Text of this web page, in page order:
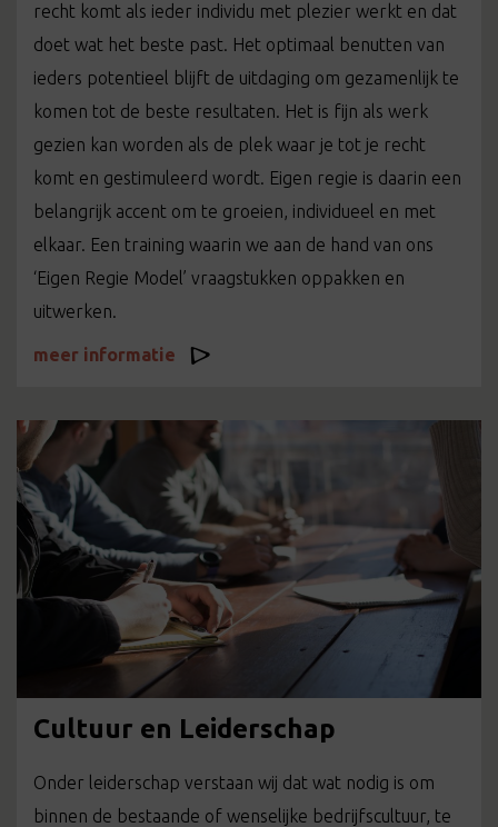
recht komt als ieder individu met plezier werkt en dat
doet wat het beste past. Het optimaal benutten van
ieders potentieel blijft de uitdaging om gezamenlijk te
komen tot de beste resultaten. Het is fijn als werk
gezien kan worden als de plek waar je tot je recht
komt en gestimuleerd wordt. Eigen regie is daarin een
belangrijk accent om te groeien, individueel en met
elkaar. Een training waarin we aan de hand van ons
‘Eigen Regie Model’ vraagstukken oppakken en
uitwerken.
meer informatie
Cultuur en Leiderschap
Onder leiderschap verstaan wij dat wat nodig is om
binnen de bestaande of wenselijke bedrijfscultuur, te